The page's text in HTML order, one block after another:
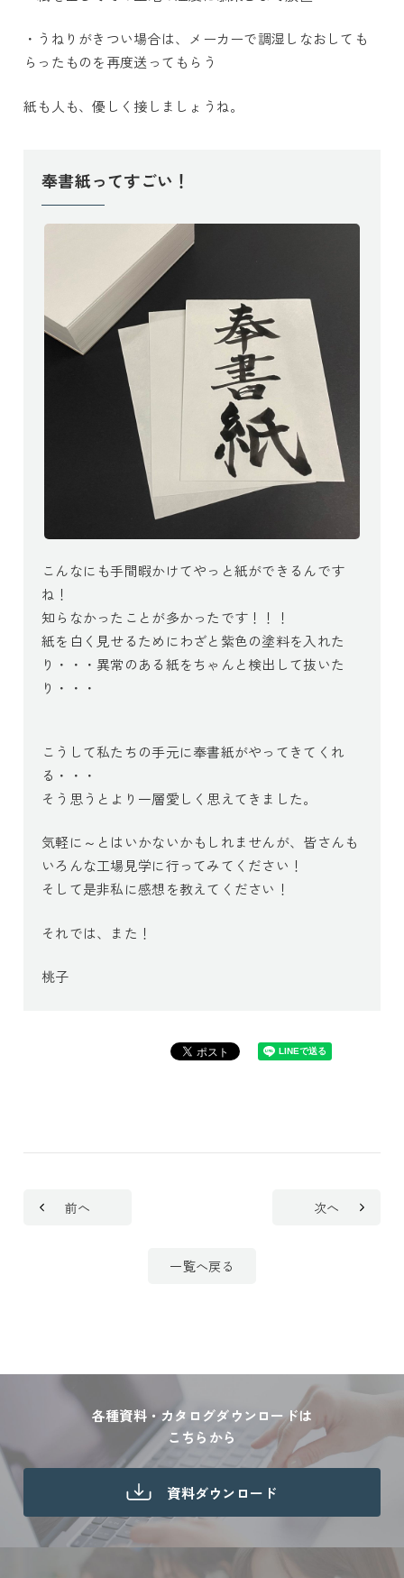
・うねりがきつい場合は、メーカーで調湿しなおしても
らったものを再度送ってもらう
紙も人も、優しく接しましょうね。
奉書紙ってすごい！
こんなにも手間暇かけてやっと紙ができるんです
ね！
知らなかったことが多かったです！！！
紙を白く見せるためにわざと紫色の塗料を入れた
り・・・異常のある紙をちゃんと検出して抜いた
り・・・
こうして私たちの手元に奉書紙がやってきてくれ
る・・・
そう思うとより一層愛しく思えてきました。
気軽に～とはいかないかもしれませんが、皆さんも
いろんな工場見学に行ってみてください！
そして是非私に感想を教えてください！
それでは、また！
桃子
前へ
一覧へ戻る
次へ
各種資料・カタログダウンロードは
こちらから
資料ダウンロード